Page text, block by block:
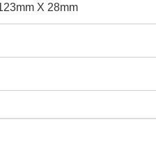
X 28mm